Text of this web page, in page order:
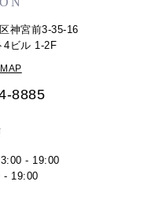
神宮前3-35-16
4ビル 1-2F
8885
- 19:00
- 19:00